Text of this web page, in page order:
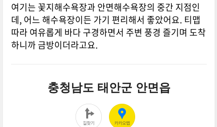
여기는 꽃지해수욕장과 안면해수욕장의 중간 지점인
데, 어느 해수욕장이든 가기 편리해서 좋았어요. 티맵
따라 여유롭게 바다 구경하면서 주변 풍경 즐기며 도착
하니까 금방이더라고요.